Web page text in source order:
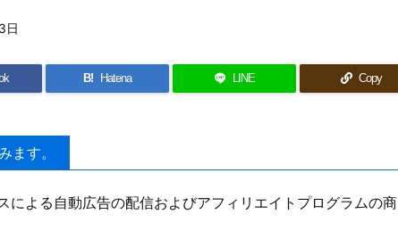
日
B! Hatena LINE Copy
ます。
による自動広告の配信およびアフィリエイトプログラムの商